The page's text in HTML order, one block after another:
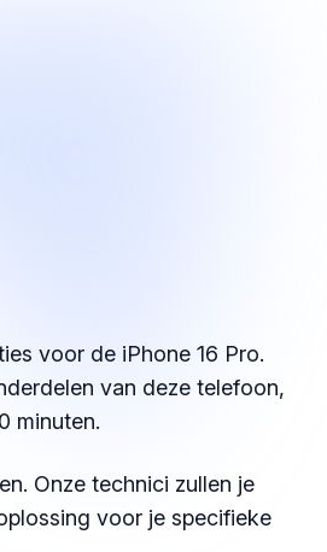
voor de iPhone 16 Pro.
van deze telefoon,
minuten.
Onze technici zullen je
voor je specifieke